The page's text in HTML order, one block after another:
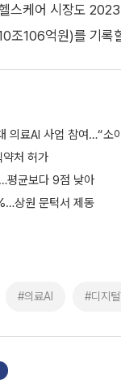
스케어 시장도
106억원)를 기록
의료AI 사업 참여…“소
약처 허가
평균보다 9점 낮아
상원 문턱서 제동
#의료AI #디지